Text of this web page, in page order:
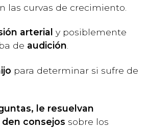
las curvas de crecimiento.
arterial y posiblemente
de audición
para determinar si sufre de
le resuelvan
consejos sobre los